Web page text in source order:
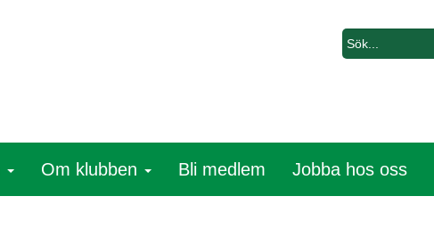
Om klubben Bli medlem Jobba hos oss